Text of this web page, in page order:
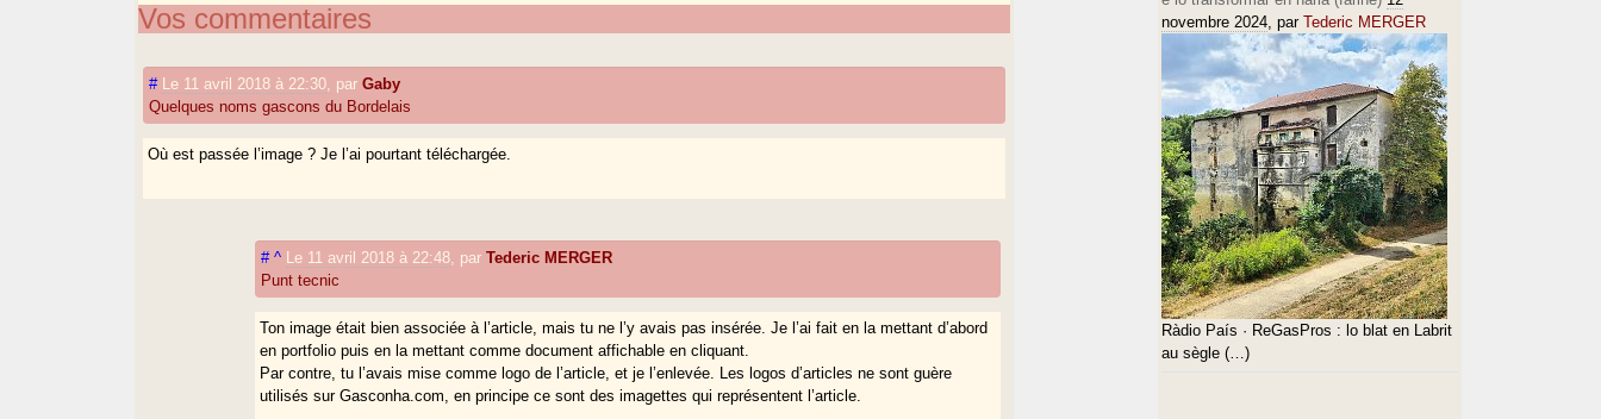
Vos commentaires
# Le 11 avril 2018 à 22:30 parGaby
Quelques noms gascons du Bordelais
Où est passée l’image ? Je l’ai pourtant téléchargée.
# ^ Le 11 avril 2018 à 22:48 parTederic MERGER
Punt tecnic
Ton image était bien associée à l’article, mais tu ne l’y avais pas insérée. Je l’ai fait en la mettant d’abord
en portfolio puis en la mettant comme document affichable en cliquant.
Par contre, tu l’avais mise comme logo de l’article, et je l’enlevée. Les logos d’articles ne sont guère
utilisés sur Gasconha.com, en principe ce sont des imagettes qui représentent l’article.
novembre 2024, par Tederic MERGER
Ràdio País · ReGasPros : lo blat en Labrit
au sègle (…)